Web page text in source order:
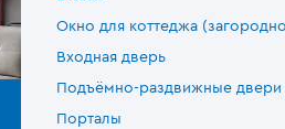
Окно для коттеджа
Входная дверь
Подъёмно-раздвижные двери
Порталы